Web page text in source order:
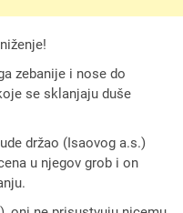
zebanije i nose do
se sklanjaju duše
držao (Isaovog a.s.)
u njegov grob i on